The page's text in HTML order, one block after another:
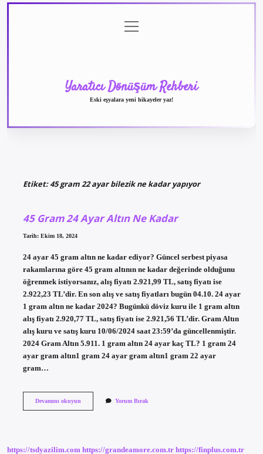
menüyü
aç
Yaratıcı Dönüşüm Rehberi
Eski eşyalara yeni hikayeler yaz!
Etiket:45 gram 22 ayar bilezik ne kadar yapıyor
45 Gram 24 Ayar Altın Ne Kadar
Tarih: Ekim 18, 2024
24 ayar 45 gram altın ne kadar ediyor? Güncel serbest piyasa
rakamlarına göre 45 gram altının ne kadar değerinde olduğunu
öğrenmek istiyorsanız, alış fiyatı 2.921,99 TL, satış fiyatı ise
2.922,23 TL’dir. En son alış ve satış fiyatları bugün 04.10. 24 ayar
1 gram altın ne kadar 2024? Bugünkü döviz kuru ile 1 gram altın
alış fiyatı 2.920,77 TL, satış fiyatı ise 2.921,56 TL’dir. Gram Altın
alış kuru ve satış kuru 10/06/2024 saat 23:59’da güncellenmiştir.
2024 Gram Altın 5.911. 1 gram altın 24 ayar kaç TL? 1 gram 24
ayar gram altın1 gram 24 ayar gram altın1 gram 22 ayar
gram…
Devamını okuyun45
Kadar
Yorum Bırak
https://tsdyazilim.com https://grandeamore.com.tr https://finplus.com.tr